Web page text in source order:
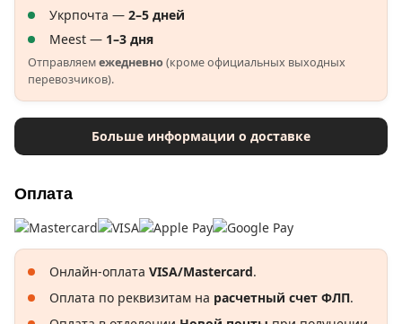
Укрпочта — 2–5 дней
Meest — 1–3 дня
Отправляемежедневно(кроме официальных выходных
перевозчиков).
Больше информации о доставке
Оплата
Онлайн-оплата VISA/Mastercard.
Оплата по реквизитам на расчетный счет ФЛП.